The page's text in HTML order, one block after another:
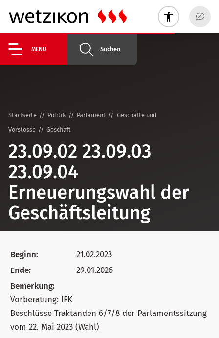
MENÜ Suchen
Startseite Politik Parlament
Geschäfte und
Vorstösse
Geschäft
23.09.02 23.09.03
23.09.04
Erneuerungswahl der
Geschäftsleitung
Beginn:
21.02.2023
Ende:
29.01.2026
Bemerkung:
Vorberatung: IFK
Beschlüsse Traktanden 6/7/8 der Parlamentssitzung
vom 22. Mai 2023 (Wahl)